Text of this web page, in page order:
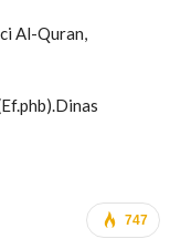
Al-Quran,
747